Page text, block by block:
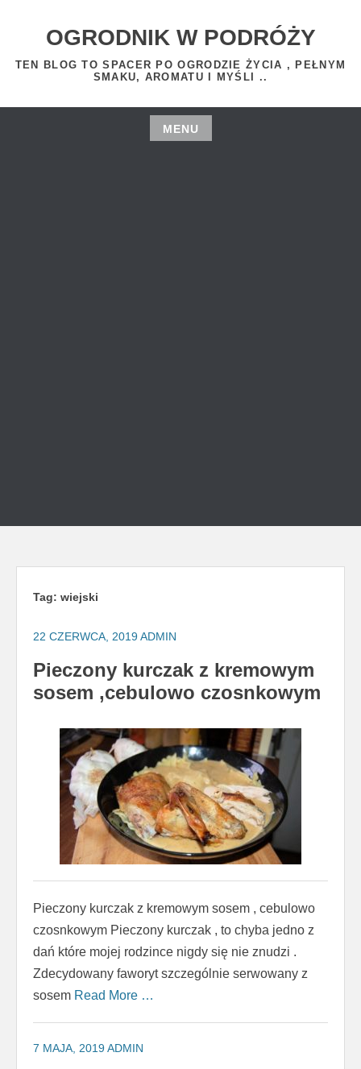
OGRODNIK W PODRÓŻY
TEN BLOG TO SPACER PO OGRODZIE ŻYCIA , PEŁNYM
SMAKU, AROMATU I MYŚLI ..
MENU
Tag: wiejski
22 CZERWCA, 2019ADMIN
Pieczony kurczak z kremowym
sosem ,cebulowo czosnkowym
Pieczony kurczak z kremowym sosem , cebulowo
czosnkowym Pieczony kurczak , to chyba jedno z
dań które mojej rodzince nigdy się nie znudzi .
Zdecydowany faworyt szczególnie serwowany z
sosem Read More …
7 MAJA, 2019ADMIN